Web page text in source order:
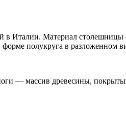
Италии. Материал
полукруга в разложенном
— массив древесины,